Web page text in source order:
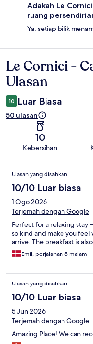
Adakah Le
ruang
Ya, setiap bilik
Ulasan
Le Cornici -
Ulasan
10 Luar Biasa
50 ulasan
10
Kebersihan
Ulasan
Ulasan yang disahkan
10/10 Luar biasa
1 Ogo 2026
Terjemah dengan Google
Perfect for a relaxing stay
so kind and make you
arrive. The breakfast is
Emil, perjalanan 5 malam
Ulasan yang disahkan
10/10 Luar biasa
5 Jun 2026
Terjemah dengan Google
Amazing Place! We can